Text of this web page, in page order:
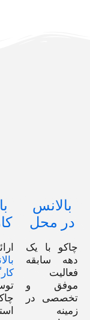
بالانس
در محل
چاکو با یک
دهه سابقه‌
فعالیت
موفق و
تخصصی در
زمینه